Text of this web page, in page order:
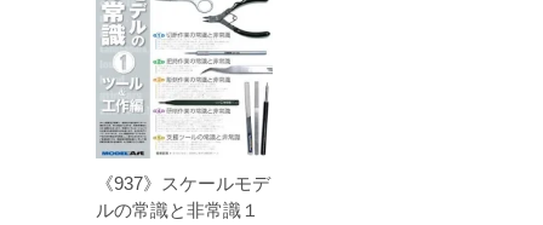
《937》スケールモデ
ルの常識と非常識１